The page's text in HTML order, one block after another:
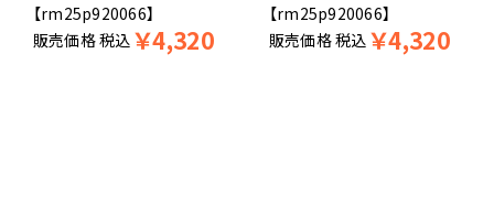
【rm25p920066】
販売価格税込 ￥4,320
【rm25p920066】
販売価格税込 ￥4,320